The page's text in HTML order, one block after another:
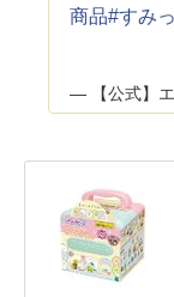
商品#すみ
— 【公式】